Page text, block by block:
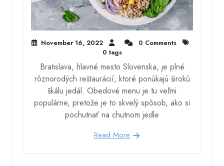
November 16, 2022
0 Comments
0 tags
Bratislava, hlavné mesto Slovenska, je plné
rôznorodých reštaurácií, ktoré ponúkajú širokú
škálu jedál. Obedové menu je tu veľmi
populárne, pretože je to skvelý spôsob, ako si
pochutnať na chutnom jedle
Read More